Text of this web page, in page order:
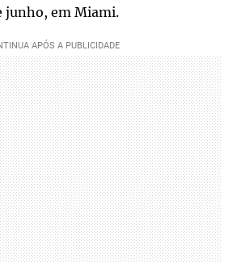
junho, em Miami.